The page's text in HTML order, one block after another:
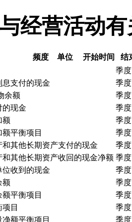
经营活动
频度 单位 开始时间
结
季度
支付的现金
季度
余额
季度
的现金
季度
额
季度
平衡项目
季度
其他长期资产支付的现金
季度
其他长期资产收回的现金净额 季度
收到的现金
季度
额
季度
平衡项目
季度
目
季度
额平衡项目
季度